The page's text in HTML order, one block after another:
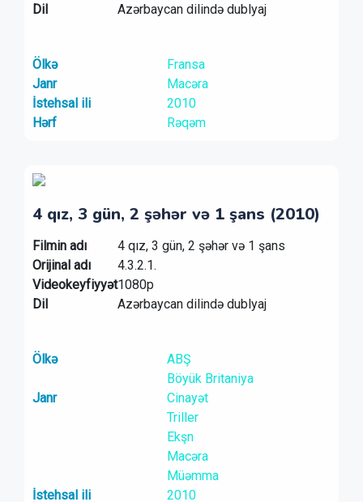
Dil
Azərbaycan dilində dublyaj
Ölkə
Fransa
Janr
Macəra
İstehsal ili
2010
Hərf
Rəqəm
4 qız, 3 gün, 2 şəhər və 1 şans (2010)
Filmin adı
4 qız, 3 gün, 2 şəhər və 1 şans
Orijinal adı
4.3.2.1.
Videokeyfiyyət1080p
Dil
Azərbaycan dilində dublyaj
Ölkə
ABŞ
Böyük Britaniya
Janr
Cinayət
Triller
Ekşn
Macəra
Müəmma
İstehsal ili
2010